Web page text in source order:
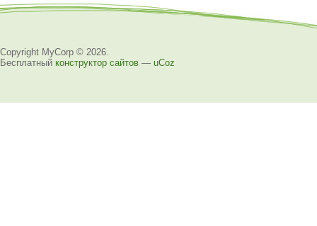
Copyright MyCorp © 2026
Бесплатный конструктор сайтов — uCoz